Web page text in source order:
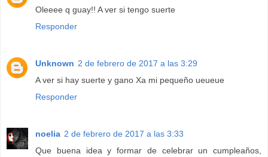
Oleeee q guay!! A ver si tengo suerte
Responder
Unknown 2 de febrero de 2017 a las 3:29
A ver si hay suerte y gano Xa mi pequeño ueueue
Responder
noelia 2 de febrero de 2017 a las 3:33
Que buena idea y formar de celebrar un cumpleaños,